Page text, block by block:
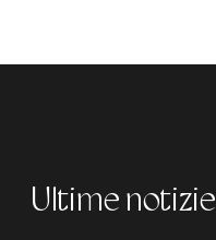
Ultime notizie